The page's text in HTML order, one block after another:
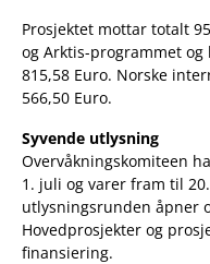
Prosjektet mottar totalt
og Arktis-programmet
815,58 Euro. Norske
566,50 Euro.
Syvende utlysning
Overvåkningskomiteen
1. juli og varer fram til
utlysningsrunden åpner
Hovedprosjekter og
finansiering.